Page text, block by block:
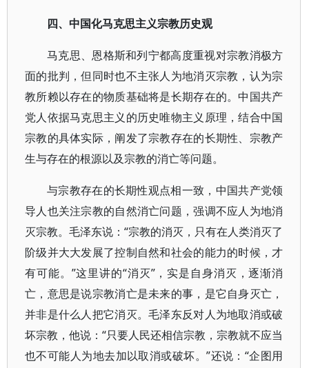
四、中国化马克思主义宗教历史观
马克思、恩格斯和列宁都高度重视对宗教消极方
面的批判，但同时也不主张人为地消灭宗教，认为宗
教所赖以存在的物质基础将是长期存在的。中国共产
党人依据马克思主义的历史唯物主义原理，结合中国
宗教的具体实际，阐发了宗教存在的长期性、宗教产
生与存在的根源以及宗教的消亡等问题。
与宗教存在的长期性观点相一致，中国共产党领
导人也关注宗教的自然消亡问题，强调不应人为地消
灭宗教。毛泽东说：“宗教的消灭，只有在人类消灭了
阶级并大大发展了控制自然和社会的能力的时候，才
有可能。”这里讲的“消灭”，实是自身消灭，逐渐消
亡，意思是说宗教消亡是未来的事，是它自身灭亡，
并非是什么人把它消灭。毛泽东反对人为地取消或破
坏宗教，他说：“只要人民还相信宗教，宗教就不应当
也不可能人为地去加以取消或破坏。”还说：“企图用